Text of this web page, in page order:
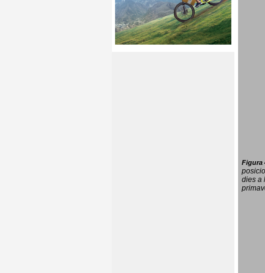
Figura
dies a